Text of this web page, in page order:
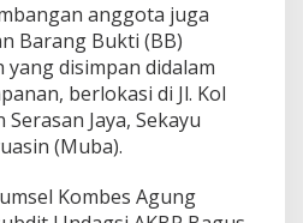
anggota juga
Barang Bukti (BB)
disimpan didalam
berlokasi di Jl. Kol
Jaya, Sekayu
(Muba).
Kombes Agung